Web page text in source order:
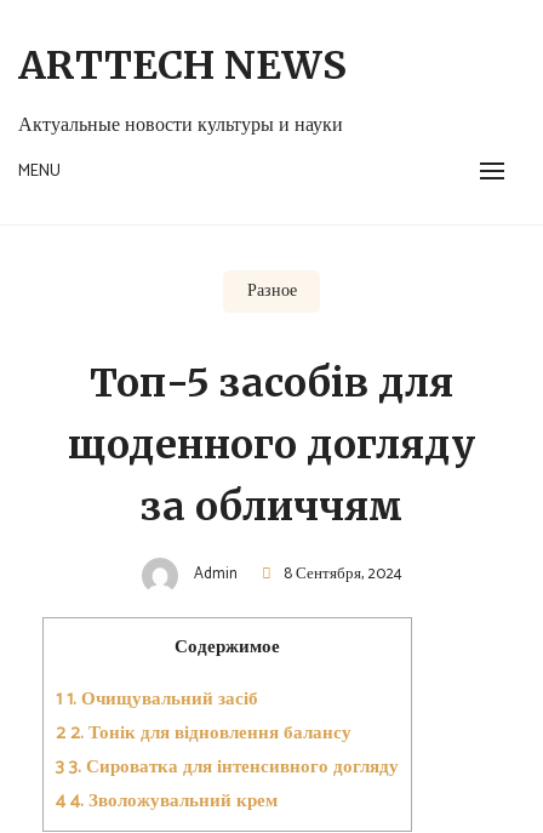
content
ARTTECH NEWS
Актуальные новости культуры и науки
MENU
Разное
Топ-5 засобів для
щоденного догляду
за обличчям
Admin 8 Сентября, 2024
Содержимое
11. Очищувальний засіб
22. Тонік для відновлення балансу
33. Сироватка для інтенсивного догляду
44. Зволожувальний крем